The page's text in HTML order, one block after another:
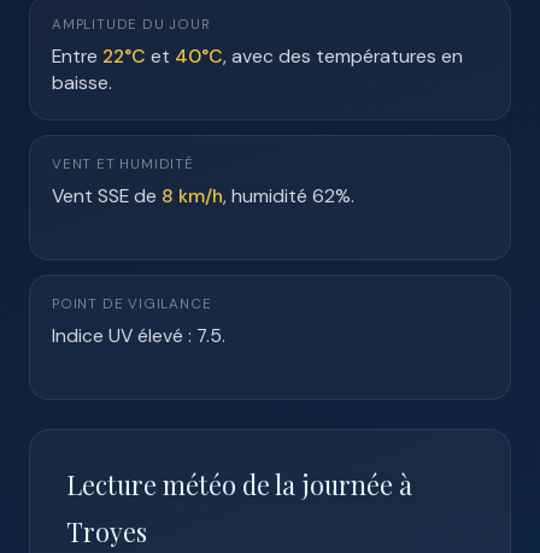
AMPLITUDE DU JOUR
Entre 22°C et 40°C, avec des températures en
baisse.
VENT ET HUMIDITÉ
Vent SSE de 8 km/h, humidité 62%.
POINT DE VIGILANCE
Indice UV élevé : 7.5.
Lecture météo de la journée à
Troyes